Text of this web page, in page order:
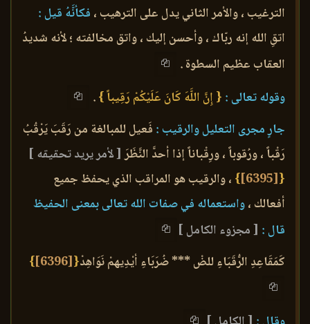
الترغيب ، والأمر الثاني يدل على الترهيب ، فكأنَّهُ قيل :
اتقِ الله إنه ربّاك ، وأحسن إليك ، واتق مخالفته ؛ لأنه شديدُ
العقاب عظيم السطوة .
وقوله تعالى : { إِنَّ اللَّهَ كَانَ عَلَيْكُمْ رَقِيباً }.
جارٍ مجرى التعليل والرقيب : فَعيل للمبالغة من رَقَبَ يَرْقُبُ
رَقْباً ، ورُقوباً ، ورِقْباناً إذا أحدَّ النَّظَرَ[ لأمر يريد تحقيقه ]
{
[6395]
} ، والرقيب هو المراقب الذي يحفظ جميع
أفعالك ،واستعماله في صفات الله تعالى بمعنى الحفيظ
قال : [ مجزوء الكامل ]
كَمَقَاعِدِ الرُّقَبَاءِ للضْ *** ضُرَبَاءِ أيْدِيهمْ نَوَاهِدْ{
[6396]
}